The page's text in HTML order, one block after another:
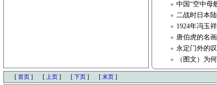
中国“空中母
二战时日本
1924年冯玉
唐伯虎的名画
永定门外的
（图文）为
[ 首页 ] [ 上页 ] [ 下页 ] [ 末页 ]